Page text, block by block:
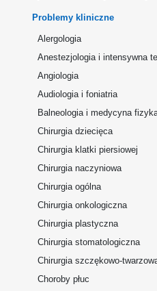
Problemy kliniczne
Alergologia
Anestezjologia i intensywna
Angiologia
Audiologia i foniatria
Balneologia i medycyna
Chirurgia dziecięca
Chirurgia klatki piersiowej
Chirurgia naczyniowa
Chirurgia ogólna
Chirurgia onkologiczna
Chirurgia plastyczna
Chirurgia stomatologiczna
Chirurgia szczękowo-
Choroby płuc